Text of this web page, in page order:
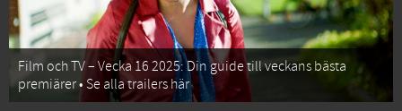
Film och TV – Vecka 16 2025: Din guide till veckans bästa
premiärer • Se alla trailers här